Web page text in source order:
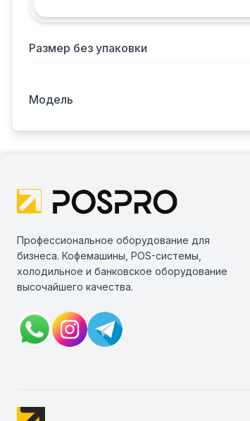
Размер без упаковки
Модель
Профессиональное оборудование для
бизнеса. Кофемашины, POS-системы,
холодильное и банковское оборудование
высочайшего качества.